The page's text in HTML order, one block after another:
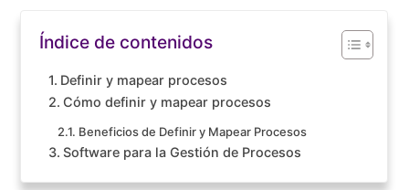
Índice de contenidos
Definir y mapear procesos
Cómo definir y mapear procesos
Beneficios de Definir y Mapear Procesos
Software para la Gestión de Procesos